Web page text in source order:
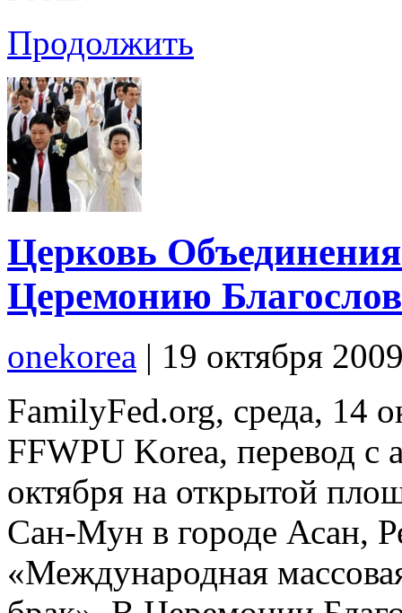
Продолжить
Церковь
Церемонию
onekorea | 19 октября
FamilyFed.org, среда, 14
FFWPU Korea, перевод с
октября на открытой
Сан-Мун в городе Асан,
«Международная